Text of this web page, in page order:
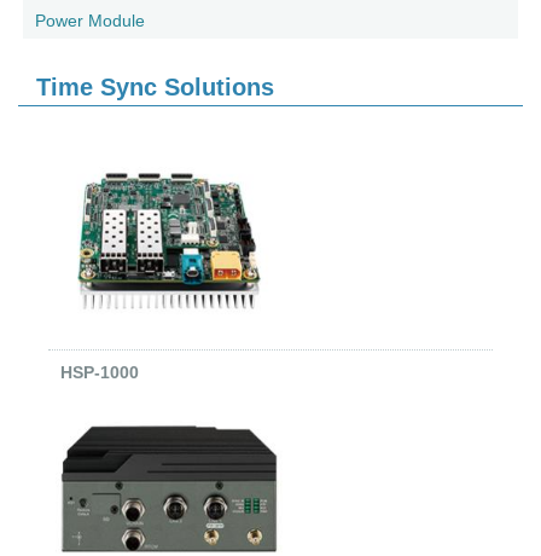
Power Module
Time Sync Solutions
HSP-1000